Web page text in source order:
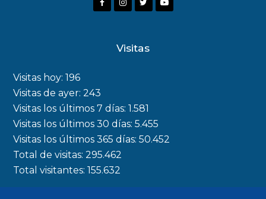
F
o
k
I
a
m
r
Y
Visitas
Visitas hoy:196
Visitas de ayer:243
Visitas los últimos 7 días:1.581
Visitas los últimos 30 días:5.455
Visitas los últimos 365 días:50.452
Total de visitas:295.462
Total visitantes:155.632